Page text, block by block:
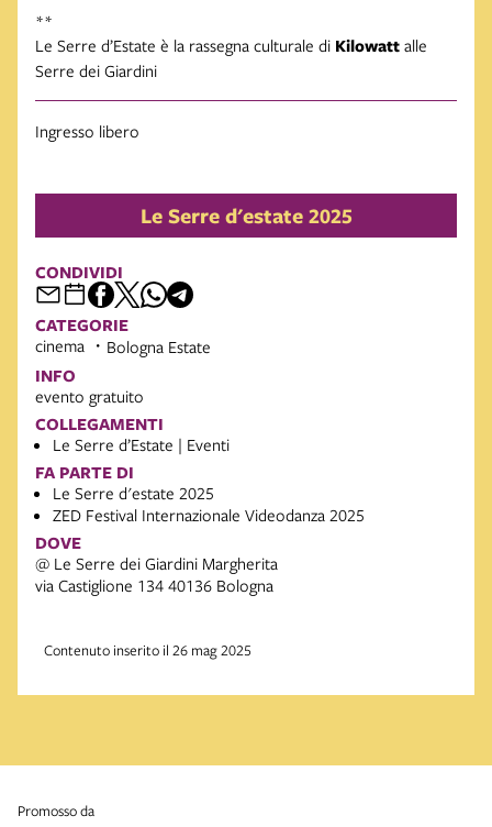
**
Le Serre d’Estate è la rassegna culturale di Kilowatt alle
Serre dei Giardini
Ingresso libero
Le Serre d'estate 2025
CONDIVIDI
CATEGORIE
cinema Bologna Estate
INFO
evento gratuito
COLLEGAMENTI
Le Serre d’Estate | Eventi
FA PARTE DI
Le Serre d'estate 2025
ZED Festival Internazionale Videodanza 2025
DOVE
@ Le Serre dei Giardini Margherita
via Castiglione 134 40136 Bologna
Contenuto inserito il 26 mag 2025
promosso da